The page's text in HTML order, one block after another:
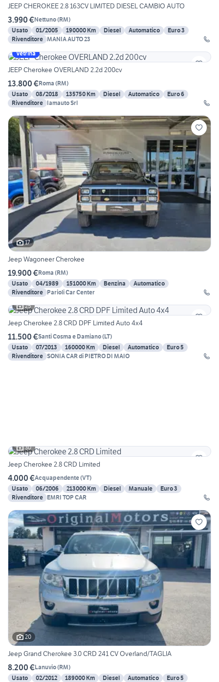
JEEP CHEROKEE 2.8 163CV LIMITED DIESEL CAMBIO AUTO
3.990 €Nettuno(RM)
Usato
01/2005 190000 Km Diesel Automatico
Euro 3
Rivenditore MANIA AUTO 23
Vetrina
JEEP Cherokee OVERLAND 2.2d 200cv
13.800 €Roma (RM)
Usato
08/2018 135750 Km Diesel Automatico
Euro 6
Rivenditore Iamauto Srl
17
Jeep Wagoneer Cherokee
19.900 €Roma (RM)
Usato
04/1989 151000 Km Benzina
Automatico
Rivenditore Parioli Car Center
25
Jeep Cherokee 2.8 CRD DPF Limited Auto 4x4
11.500 €Santi Cosma e Damiano(LT)
Usato
07/2013 160000 Km Diesel Automatico
Euro 5
Rivenditore SONIA CAR di PIETRO DI MAIO
30
Jeep Cherokee 2.8 CRD Limited
4.000 €Acquapendente(VT)
Usato
06/2006 213000 Km Diesel Manuale
Euro 3
Rivenditore EMRI TOP CAR
20
Jeep Grand Cherokee 3.0 CRD 241 CV Overland/TAGLIA
8.200 €Lanuvio(RM)
Usato
02/2012 189000 Km Diesel Automatico
Euro 5